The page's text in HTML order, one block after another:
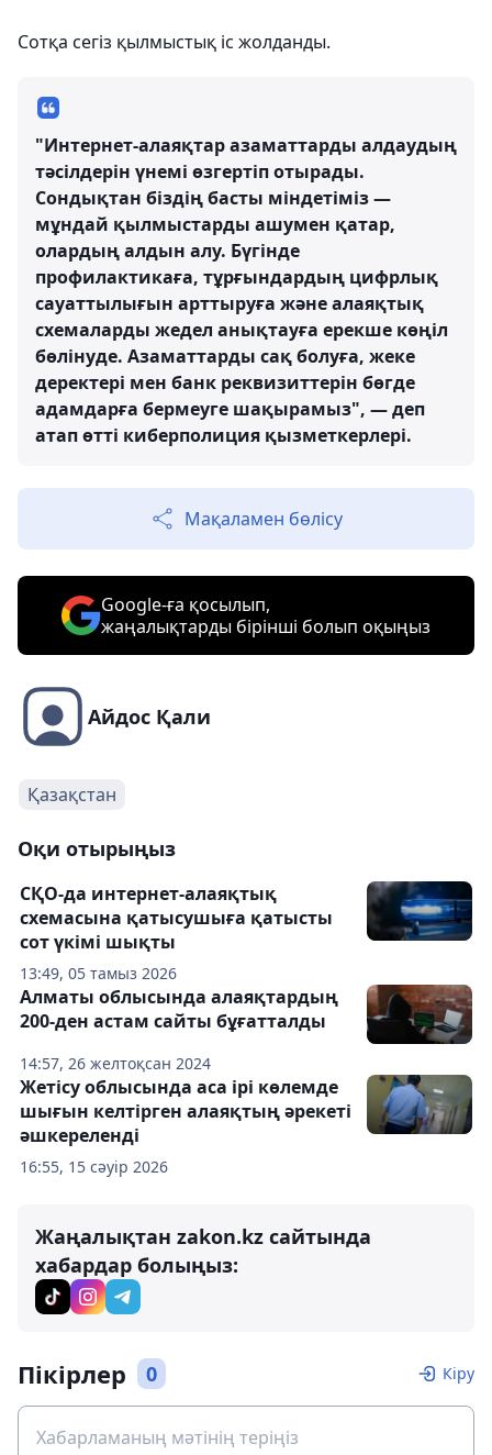
Сотқа сегіз қылмыстық іс жолданды.
"Интернет-алаяқтар азаматтарды алдаудың
тәсілдерін үнемі өзгертіп отырады.
Сондықтан біздің басты міндетіміз —
мұндай қылмыстарды ашумен қатар,
олардың алдын алу. Бүгінде
профилактикаға, тұрғындардың цифрлық
сауаттылығын арттыруға және алаяқтық
схемаларды жедел анықтауға ерекше көңіл
бөлінуде. Азаматтарды сақ болуға, жеке
деректері мен банк реквизиттерін бөгде
адамдарға бермеуге шақырамыз", — деп
атап өтті киберполиция қызметкерлері.
Мақаламен бөлісу
Google-ға қосылып,
жаңалықтарды бірінші болып оқыңыз
Айдос Қали
Қазақстан
Оқи отырыңыз
13:49, 05 тамыз 2026
СҚО-да интернет-алаяқтық
схемасына қатысушыға қатысты
сот үкімі шықты
14:57, 26 желтоқсан 2024
Алматы облысында алаяқтардың
200-ден астам сайты бұғатталды
16:55, 15 сәуір 2026
Жетісу облысында аса ірі көлемде
шығын келтірген алаяқтың әрекеті
әшкереленді
Жаңалықтан zakon.kz сайтында
хабардар болыңыз:
Пікірлер 0 Кіру